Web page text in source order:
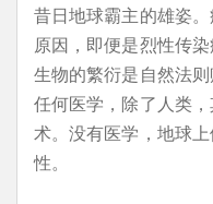
昔日地球霸主的雄姿
原因，即便是烈性传
生物的繁衍是自然法
任何医学，除了人类
术。没有医学，地球
性。